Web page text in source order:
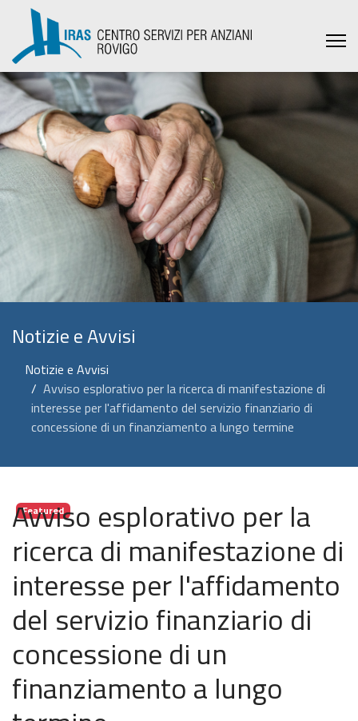
Notizie e Avvisi
Notizie e Avvisi
Avviso esplorativo per la ricerca di manifestazione di
interesse per l'affidamento del servizio finanziario di
concessione di un finanziamento a lungo termine
Featured
Avviso esplorativo per la
ricerca di manifestazione di
interesse per l'affidamento
del servizio finanziario di
concessione di un
finanziamento a lungo